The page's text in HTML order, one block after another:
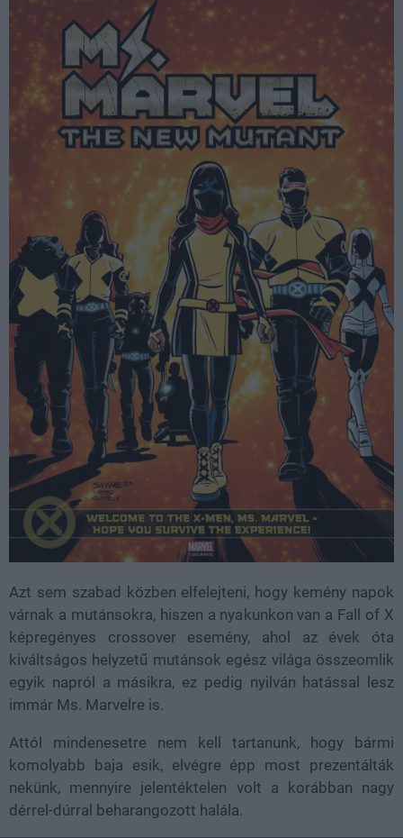
Azt sem szabad közben elfelejteni, hogy kemény napok
várnak a mutánsokra, hiszen a nyakunkon van a Fall of X
képregényes crossover esemény, ahol az évek óta
kiváltságos helyzetű mutánsok egész világa összeomlik
egyik napról a másikra, ez pedig nyilván hatással lesz
immár Ms. Marvelre is.
Attól mindenesetre nem kell tartanunk, hogy bármi
komolyabb baja esik, elvégre épp most prezentálták
nekünk, mennyire jelentéktelen volt a korábban nagy
dérrel-dúrral beharangozott halála.